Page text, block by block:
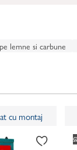
lemne si carbune
cu montaj